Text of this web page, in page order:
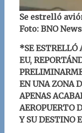
Se estrelló
Foto: BNO News
*SE ESTRELLÓ
EU,
EN UNA ZONA
APENAS
AEROPUERTO
Y SU DESTINO